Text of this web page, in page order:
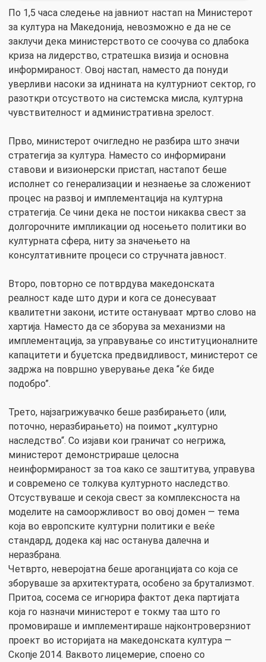
По 1,5 часа следење на јавниот настап на Министерот
за култура на Македонија, невозможно е да не се
заклучи дека министерството се соочува со длабока
криза на лидерство, стратешка визија и основна
информираност. Овој настап, наместо да понуди
уверливи насоки за иднината на културниот сектор, го
разоткри отсуството на системска мисла, културна
чувствителност и административна зрелост.
Прво, министерот очигледно не разбира што значи
стратегија за култура. Наместо со информирани
ставови и визионерски пристап, настапот беше
исполнет со генерализации и незнаење за сложениот
процес на развој и имплементација на културна
стратегија. Се чини дека не постои никаква свест за
долгорочните импликации од носењето политики во
културната сфера, ниту за значењето на
консултативните процеси со стручната јавност.
Второ, повторно се потврдува македонската
реалност каде што дури и кога се донесуваат
квалитетни закони, истите остануваат мртво слово на
хартија. Наместо да се зборува за механизми на
имплементација, за управување со институционалните
капацитети и буџетска предвидливост, министерот се
задржа на површно уверување дека “ќе биде
подобро”.
Трето, најзагрижувачко беше разбирањето (или,
поточно, неразбирањето) на поимот „културно
наследство“. Со изјави кои граничат со негрижа,
министерот демонстрираше целосна
неинформираност за тоа како се заштитува, управува
и современо се толкува културното наследство.
Отсуствуваше и секоја свест за комплексноста на
моделите на самooржливост во овој домен — тема
која во европските културни политики е веќе
стандард, додека кај нас останува далечна и
неразбрана.
Четврто, неверојатна беше ароганцијата со која се
зборуваше за архитектурата, особено за брутализмот.
Притоа, сосема се игнорира фактот дека партијата
која го назначи министерот е токму таа што го
промовираше и имплементираше најконтроверзниот
проект во историјата на македонската култура —
Скопје 2014. Ваквото лицемерие, споено со